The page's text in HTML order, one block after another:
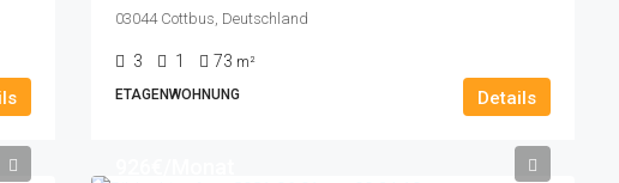
03044 Cottbus, Deutschland
3 1 73 m²
ETAGENWOHNUNG
Details